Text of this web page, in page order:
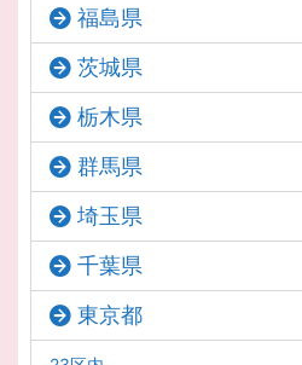
福島県
茨城県
栃木県
群馬県
埼玉県
千葉県
東京都